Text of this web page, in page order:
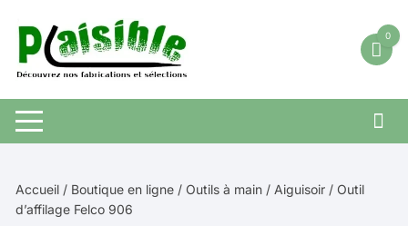
contenu
0
Accueil / Boutique en ligne / Outils à main / Aiguisoir / Outil
d’affilage Felco 906